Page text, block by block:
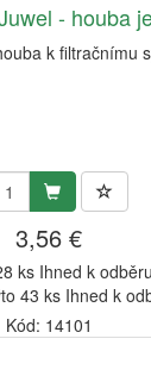
- houba
k filtračnímu
3,56 €
ks Ihned k odběru
43 ks Ihned k
Kód: 14101